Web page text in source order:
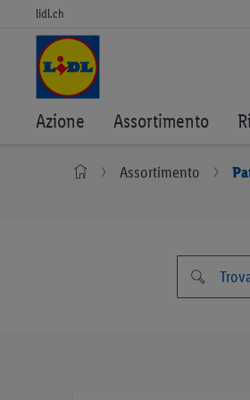
lidl.ch
Azione Assortimento
Assortimento